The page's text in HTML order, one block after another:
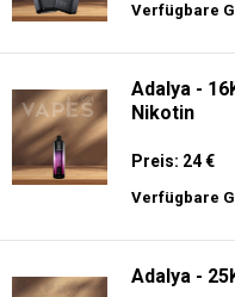
Verfügbare
Adalya -
Nikotin
Preis: 24 €
Verfügbare
Adalya -